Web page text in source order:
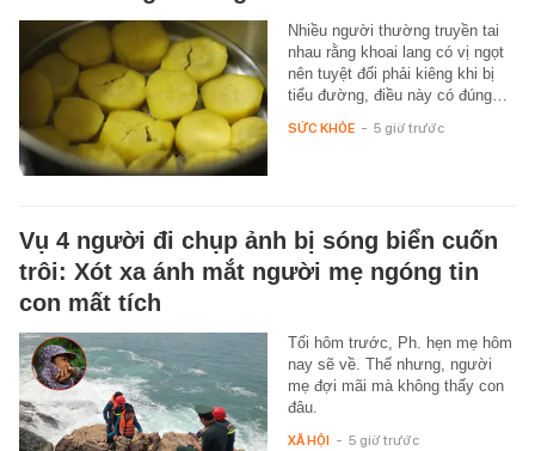
Nhiều người thường truyền tai
nhau rằng khoai lang có vị ngọt
nên tuyệt đối phải kiêng khi bị
tiểu đường, điều này có đúng…
SỨC KHỎE - 5 giờ trước
Vụ 4 người đi chụp ảnh bị sóng biển cuốn
trôi: Xót xa ánh mắt người mẹ ngóng tin
con mất tích
Tối hôm trước, Ph. hẹn mẹ hôm
nay sẽ về. Thế nhưng, người
mẹ đợi mãi mà không thấy con
đâu.
XÃ HỘI - 5 giờ trước